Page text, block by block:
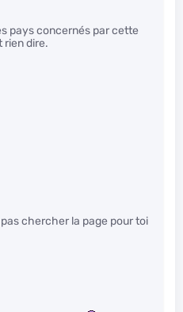
pays concernés par cette
rien dire.
chercher la page pour toi